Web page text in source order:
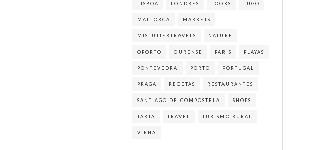
LISBOA LONDRES LOOKS LUGO
MALLORCA MARKETS
MISLUTIERTRAVELS NATURE
OPORTO OURENSE PARIS PLAYAS
PONTEVEDRA PORTO PORTUGAL
PRAGA RECETAS RESTAURANTES
SANTIAGO DE COMPOSTELA SHOPS
TARTA TRAVEL TURISMO RURAL
VIENA